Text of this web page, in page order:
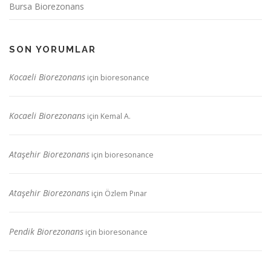
Bursa Biorezonans
SON YORUMLAR
Kocaeli Biorezonans için bioresonance
Kocaeli Biorezonans için Kemal A.
Ataşehir Biorezonans için bioresonance
Ataşehir Biorezonans için Özlem Pınar
Pendik Biorezonans için bioresonance